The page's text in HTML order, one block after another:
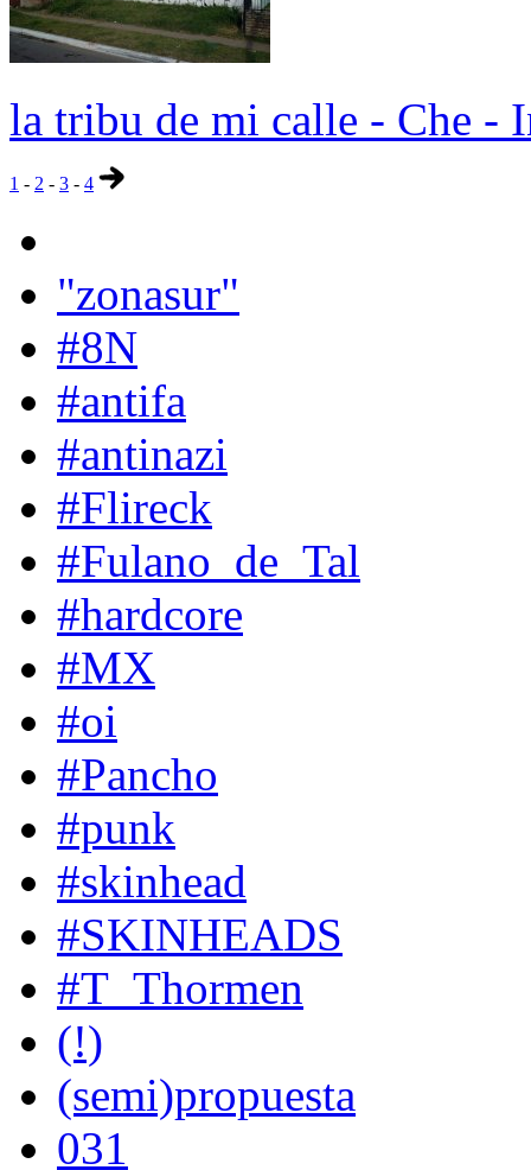
la tribu de mi calle - Che -
1 - 2 - 3 - 4
"zonasur"
#8N
#antifa
#antinazi
#Flireck
#Fulano_de_Tal
#hardcore
#MX
#oi
#Pancho
#punk
#skinhead
#SKINHEADS
#T_Thormen
(!)
(semi)propuesta
031